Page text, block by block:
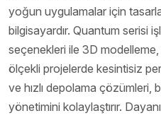
yoğun uygulamalar için
bilgisayardır. Quantum serisi
seçenekleri ile 3D
ölçekli projelerde kesintisiz
ve hızlı depolama çözümleri,
yönetimini kolaylaştırır.